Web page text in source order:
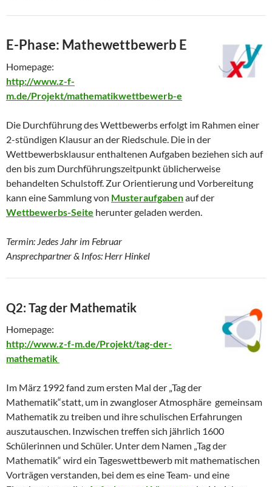
E-Phase: Mathewettbewerb E
Homepage:
http://www.z-f-
m.de/Projekt/mathematikwettbewerb-e
Die Durchführung des Wettbewerbs erfolgt im Rahmen einer
2-stündigen Klausur an der Riedschule. Die in der
Wettbewerbsklausur enthaltenen Aufgaben beziehen sich auf
den bis zum Durchführungszeitpunkt üblicherweise
behandelten Schulstoff. Zur Orientierung und Vorbereitung
kann eine Sammlung von Musteraufgabenauf der
Wettbewerbs-Seite herunter geladen werden.
Termin: Jedes Jahr im Februar
Ansprechpartner & Infos: Herr Hinkel
Q2: Tag der Mathematik
Homepage:
http://www.z-f-m.de/Projekt/tag-der-
mathematik
Im März 1992 fand zum ersten Mal der „Tag der
Mathematik“statt, um in zwangloser Atmosphäre gemeinsam
Mathematik zu treiben und ihre schulischen Erfahrungen
auszutauschen. Inzwischen treffen sich jährlich 1600
Schülerinnen und Schüler. Unter dem Namen „Tag der
Mathematik“ wird ein Tageswettbewerb mit mathematischen
Vorträgen verstanden, bei dem es eine Team- und eine